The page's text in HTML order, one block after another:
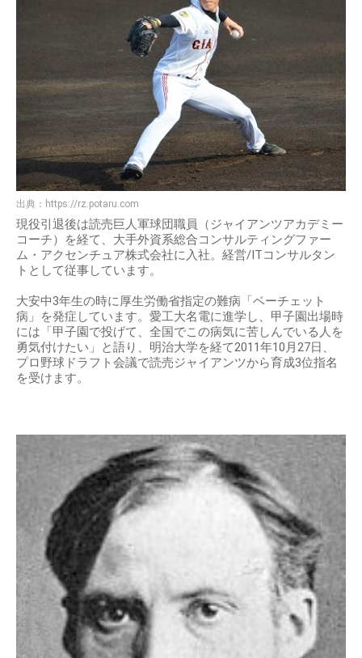
出典： https://rz.potaru.com
現役引退後は読売巨人軍球団職員（ジャイアンツアカデミー
コーチ）を経て、大手外資系総合コンサルティングファー
ム・アクセンチュア株式会社に入社。経営/ITコンサルタン
トとして従事しています。
大安中3年生の時に厚生労働省指定の難病「ベーチェット
病」を発症しています。愛工大名電に進学し、甲子園出場時
には「甲子園で投げて、全国でこの病気に苦しんでいる人を
勇気付けたい」と語り、明治大学を経て2011年10月27日、
プロ野球ドラフト会議で読売ジャイアンツから育成3位指名
を受けます。